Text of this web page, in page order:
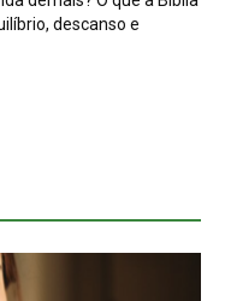
descanso e